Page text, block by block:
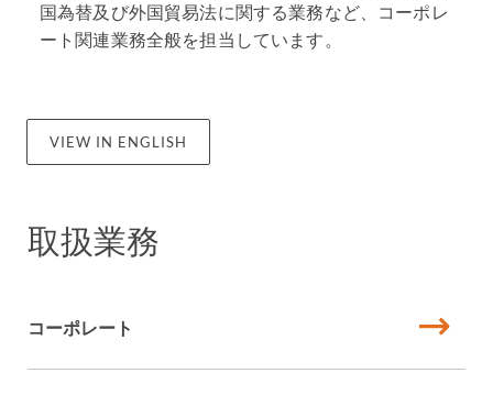
国為替及び外国貿易法に関する業務など、コーポレ
ート関連業務全般を担当しています。
VIEW IN ENGLISH
取扱業務
コーポレート